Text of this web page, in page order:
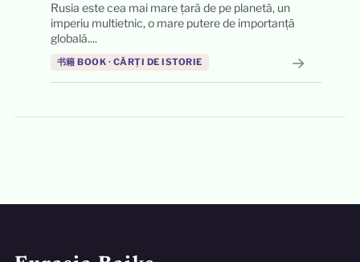
Rusia este cea mai mare țară de pe planetă, un
imperiu multietnic, o mare putere de importanță
globală....
书籍 BOOK · CĂRȚI DE ISTORIE →